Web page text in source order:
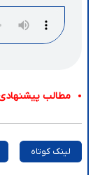
مطالب
لینک کوتاه